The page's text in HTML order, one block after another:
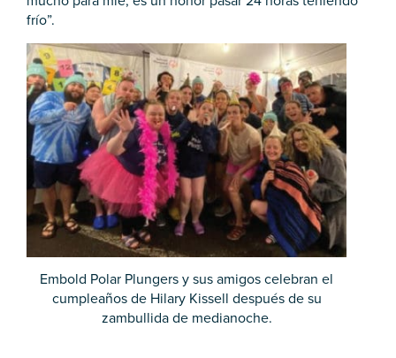
frío”.
Embold Polar Plungers y sus amigos celebran el
cumpleaños de Hilary Kissell después de su
zambullida de medianoche.